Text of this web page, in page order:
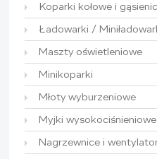
Koparki kołowe i
Ładowarki /
Maszty oświetleniowe
Minikoparki
Młoty wyburzeniowe
Myjki
Nagrzewnice i